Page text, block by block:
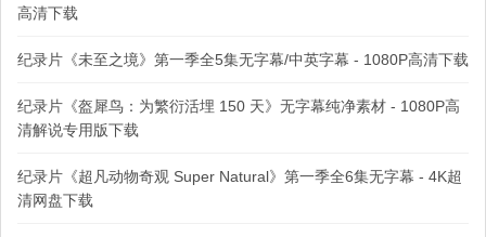
高清下载
纪录片《未至之境》第一季全5集无字幕/中英字幕 - 1080P高清下载
纪录片《盔犀鸟：为繁衍活埋 150 天》无字幕纯净素材 - 1080P高
清解说专用版下载
纪录片《超凡动物奇观 Super Natural》第一季全6集无字幕 - 4K超
清网盘下载